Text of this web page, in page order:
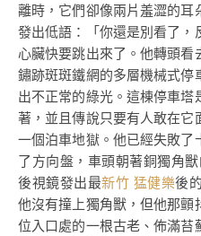
離時，它們卻像兩片羞澀的
發出低語：「你還是別看了
心臟快要跳出來了。他轉頭
鏽跡斑斑鐵網的多層機械式
出不正常的綠光。這棟停車
著，並且傳說只要有人敢在它
一個泊車地獄。他已經失敗
了方向盤，車頭朝著銅獨角
後視鏡發出最新竹 猛健樂後
他沒有撞上獨角獸，但他那
位入口處的一根古老、佈滿